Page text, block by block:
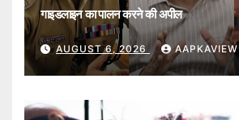
गाइडलाइन का पालन करने की अपील
AUGUST 6, 2026 AAPKAVIEW